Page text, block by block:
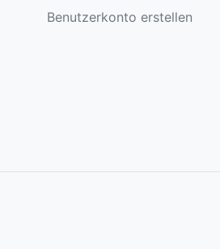
Benutzerkonto erstellen